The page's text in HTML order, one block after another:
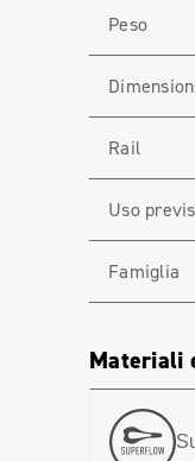
Peso
Rail
Uso
Famiglia
Materiali